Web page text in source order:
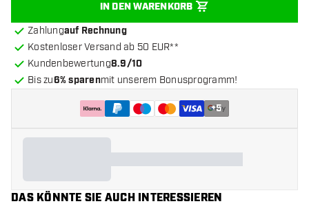
IN DEN WARENKORB
Zahlungauf Rechnung
Kostenloser Versand ab 50 EUR**
Kundenbewertung8.9/10
Bis zu6% sparenmit unserem Bonusprogramm!
+5
DAS KÖNNTE SIE AUCH INTERESSIEREN